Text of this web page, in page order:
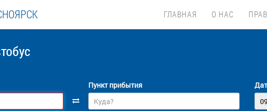
ГЛАВНАЯ О НАС
Пункт прибытия